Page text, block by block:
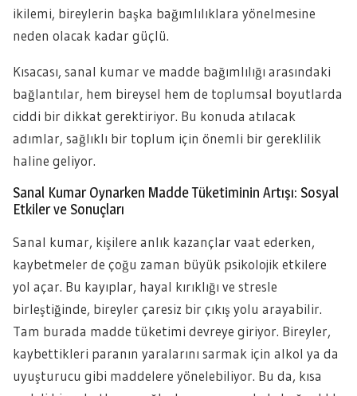
ikilemi, bireylerin başka bağımlılıklara yönelmesine
neden olacak kadar güçlü.
Kısacası, sanal kumar ve madde bağımlılığı arasındaki
bağlantılar, hem bireysel hem de toplumsal boyutlarda
ciddi bir dikkat gerektiriyor. Bu konuda atılacak
adımlar, sağlıklı bir toplum için önemli bir gereklilik
haline geliyor.
Sanal Kumar Oynarken Madde Tüketiminin Artışı: Sosyal
Etkiler ve Sonuçları
Sanal kumar, kişilere anlık kazançlar vaat ederken,
kaybetmeler de çoğu zaman büyük psikolojik etkilere
yol açar. Bu kayıplar, hayal kırıklığı ve stresle
birleştiğinde, bireyler çaresiz bir çıkış yolu arayabilir.
Tam burada madde tüketimi devreye giriyor. Bireyler,
kaybettikleri paranın yaralarını sarmak için alkol ya da
uyuşturucu gibi maddelere yönelebiliyor. Bu da, kısa